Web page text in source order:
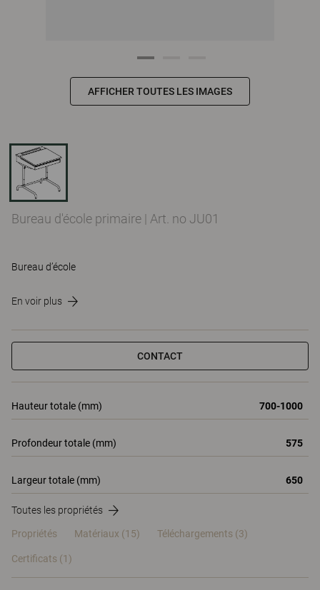
AFFICHER TOUTES LES IMAGES
Bureau d'école primaire | Art. no JU01
Bureau d’école
En voir plus
CONTACT
Hauteur totale (mm) 700-1000
Profondeur totale (mm) 575
Largeur totale (mm) 650
Toutes les propriétés
Propriétés Matériaux (15) Téléchargements (3)
Certificats (1)